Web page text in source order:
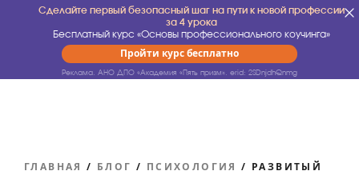
Сделайте первый безопасный шаг на пути к новой профессии
за 4 урока
Бесплатный курс «Основы профессионального коучинга»
Пройти курс бесплатно
Реклама. АНО ДПО «Академия «Пять призм». erid: 2SDnjdhQnmg
ГЛАВНАЯ / БЛОГ / ПСИХОЛОГИЯ / РАЗВИТЫЙ